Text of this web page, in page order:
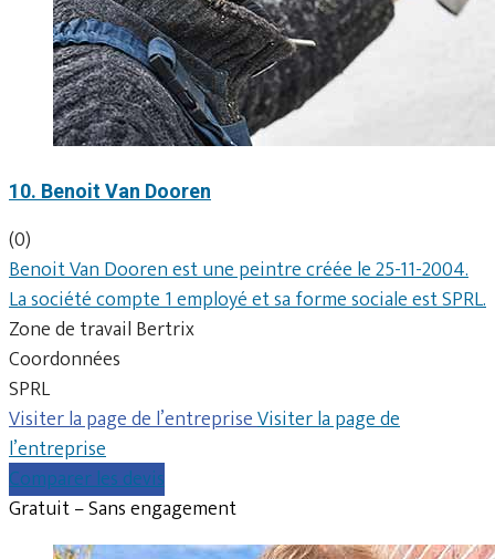
10. Benoit Van Dooren
(0)
Benoit Van Dooren est une peintre créée le 25-11-2004.
La société compte 1 employé et sa forme sociale est SPRL.
Zone de travail Bertrix
Coordonnées
SPRL
Visiter la page de l’entrepriseVisiter la page de
l’entreprise
Comparer les devis
Gratuit – Sans engagement